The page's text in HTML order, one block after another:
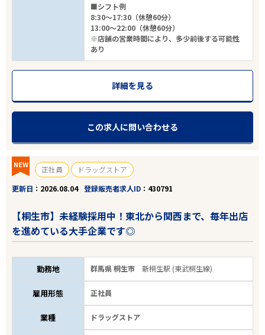
■シフト例
8:30～17:30（休憩60分）
13:00～22:00（休憩60分）
※店舗の営業時間により、多少前後する可能性
あり
詳細を見る
この求人に問い合わせる
NEW 正社員
ドラッグストア
更新日
2026.08.04 登録販売者求人ID 430791
【桐生市】未経験採用中！東北から関西まで、毎年出店
を進めている大手企業です◎
勤務地 群馬県 桐生市新桐生駅 (東武桐生線)
雇用形態 正社員
業種 ドラッグストア